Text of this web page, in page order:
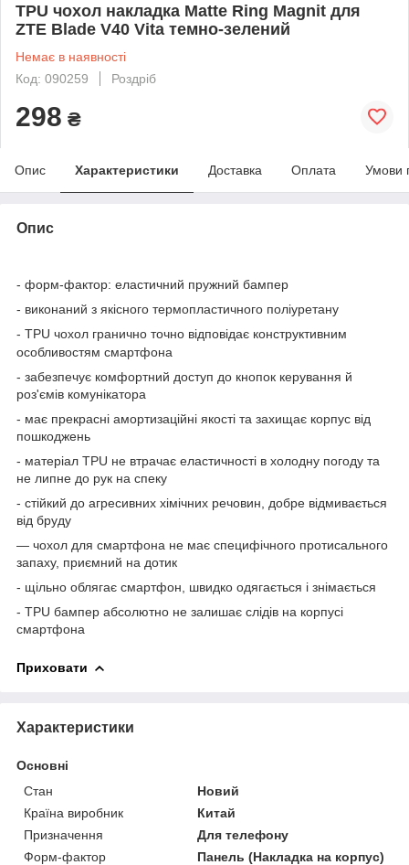
TPU чохол накладка Matte Ring Magnit для
ZTE Blade V40 Vita темно-зелений
Немає в наявності
Код: 090259
Роздріб
298 ₴
Опис Характеристики Доставка Оплата Умови
Опис
- форм-фактор: еластичний пружний бампер
- виконаний з якісного термопластичного поліуретану
- TPU чохол гранично точно відповідає конструктивним
особливостям смартфона
- забезпечує комфортний доступ до кнопок керування й
роз'ємів комунікатора
- має прекрасні амортизаційні якості та захищає корпус від
пошкоджень
- матеріал TPU не втрачає еластичності в холодну погоду та
не липне до рук на спеку
- стійкий до агресивних хімічних речовин, добре відмивається
від бруду
— чохол для смартфона не має специфічного протисального
запаху, приємний на дотик
- щільно облягає смартфон, швидко одягається і знімається
- TPU бампер абсолютно не залишає слідів на корпусі
смартфона
Приховати
Характеристики
Основні
Стан
Новий
Країна виробник
Китай
Призначення
Для телефону
Форм-фактор
Панель (Накладка на корпус)